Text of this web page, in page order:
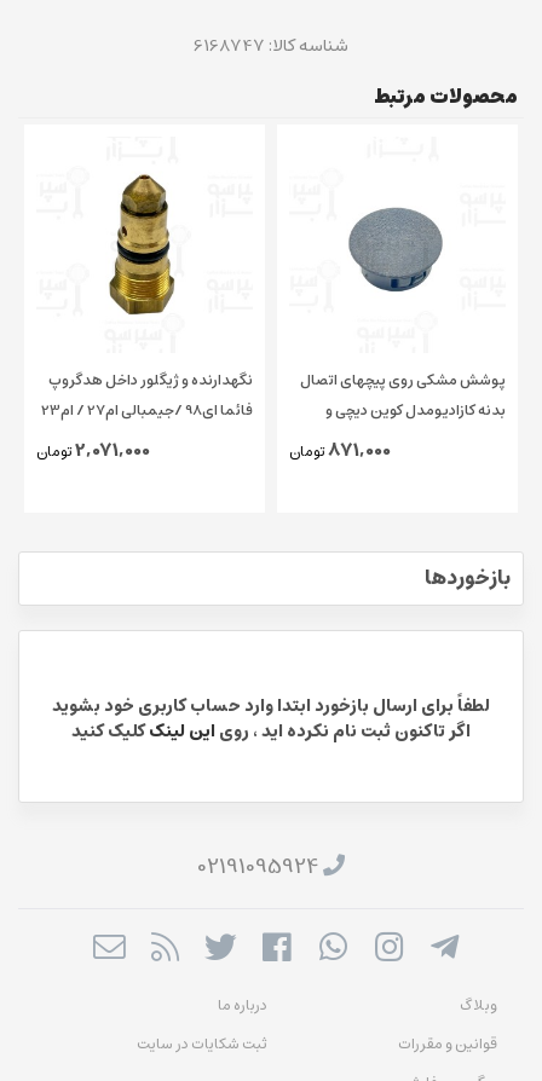
شناسه کالا: 6168747
محصولات مرتبط
پوشش مشکی روی پیچهای اتصال
بدنه کازادیومدل کوین دیچی و
چیمبالی و فائما قطر ۱۵ میلیمتر
871,000تومان
نگهدارنده و ژیگلور داخل هدگروپ
فائما ای98 /جیمبالی ام27 / ام23
2,071,000تومان
بازخوردها
لطفاً برای ارسال بازخورد ابتدا وارد حساب کاربری خود بشوید
اگر تاکنون ثبت نام نکرده اید ، روی این لینککلیک کنید
02191095924
وبلاگ
درباره ما
قوانین و مقررات
ثبت شکایات در سایت